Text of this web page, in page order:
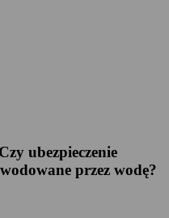
ubezpieczenie
przez wodę?